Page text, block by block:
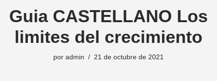
Guia CASTELLANO Los
limites del crecimiento
por admin 21 de octubre de 2021